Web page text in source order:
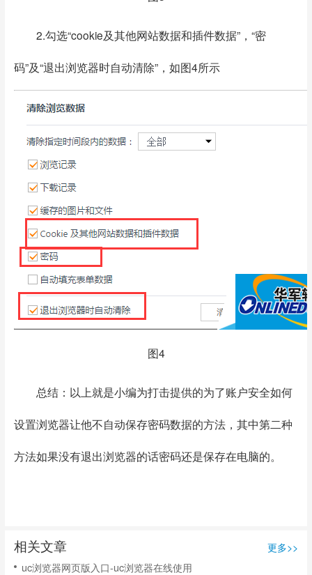
2.勾选“cookie及其他网站数据和插件数据”，“密
码”及“退出浏览器时自动清除”，如图4所示
图4
总结：以上就是小编为打击提供的为了账户安全如何
设置浏览器让他不自动保存密码数据的方法，其中第二种
方法如果没有退出浏览器的话密码还是保存在电脑的。
相关文章
更多>>
uc浏览器网页版入口-uc浏览器在线使用